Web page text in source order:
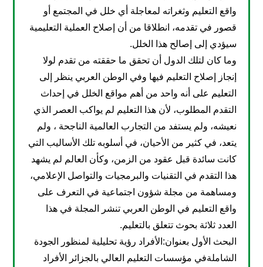
واقع التعليم وثغراته لمعاجلة أي خلل في المجتمع أو
قصور في تقدمه، انطلاقا من أن إصلاح العملية التعليمية
سيؤدي إلى إصالح هذا الخلل.
وما كان لتلك الدول أن تحقق ما حققته من تقدم لولا
إنجاز إصلاح التعليم فيها وفي الوطن العربي ينظر إلى
التعليم على أنه واحد من أهم مواقع الخلل في إحداث
التقدم المطلوب، لأن هذا التعليم لم يواكب العصر الذي
نعيشه، ولم يستفد من التجارب العالمية الناجحة ، ولم
يتعد، في كثير من الأحيان، في أسلوبه تلك الأساليب التي
كانت سائدة قبل عقود من الزمن، وكأن العالم لم يشهد
هذا التقدم في التقنيات والبرمجيات والتواصل الإعلامي،
ومساهمة من مجلة شؤون اجتماعية في التعرف على
واقع التعليم في الوطن العربي تنشر المجلة في هذا
العدد ثلاثة بحوث تتعلق بالتعليم.
البحث الأول بعنوان:الأفراد رؤية تحليلية لمنظور الجودة
الشاملةفي مؤسسات التعليم العالي بالجزائر الأفراد